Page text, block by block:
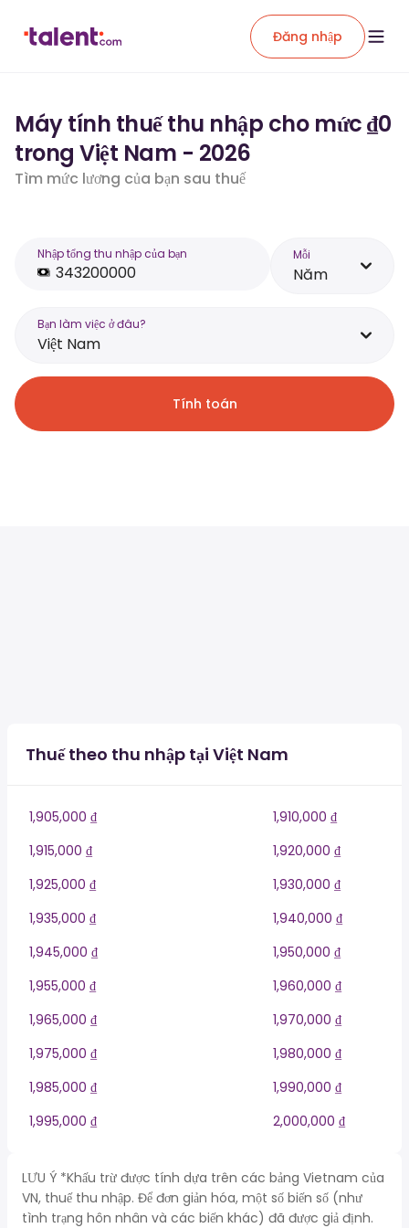
Đăng nhập
Máy tính thuế thu nhập cho mức ₫0
trong Việt Nam - 2026
Tìm mức lương của bạn sau thuế
Nhập tổng thu nhập của bạn Mỗi
Năm
Bạn làm việc ở đâu?
Việt Nam
Tính toán
Thuế theo thu nhập tại Việt Nam
1,905,000 ₫
1,910,000 ₫
1,915,000 ₫
1,920,000 ₫
1,925,000 ₫
1,930,000 ₫
1,935,000 ₫
1,940,000 ₫
1,945,000 ₫
1,950,000 ₫
1,955,000 ₫
1,960,000 ₫
1,965,000 ₫
1,970,000 ₫
1,975,000 ₫
1,980,000 ₫
1,985,000 ₫
1,990,000 ₫
1,995,000 ₫
2,000,000 ₫
LƯU Ý *Khấu trừ được tính dựa trên các bảng Vietnam của
VN, thuế thu nhập. Để đơn giản hóa, một số biến số (như
tình trạng hôn nhân và các biến khác) đã được giả định.